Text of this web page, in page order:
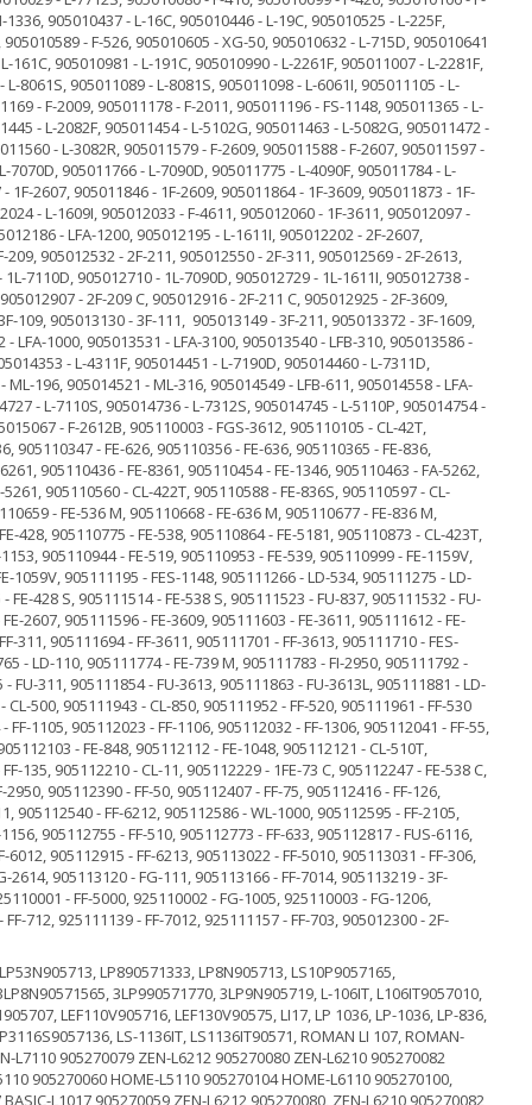
LP890571333, LP8N905713, LS10P9057165,
3LP990571770, 3LP9N905719, L-106IT, L106IT9057010,
LEF110V905716, LEF130V90575, LI17, LP 1036, LP-1036, LP-836,
LS-1136IT, LS1136IT90571, ROMAN LI 107, ROMAN-
L7110 905270079 ZEN-L6212 905270080 ZEN-L6210 905270082
905270060 HOME-L5110 905270104 HOME-L6110 905270100,
L1017 905270059 ZEN-L6212 905270080, ZEN-L6210 905270082